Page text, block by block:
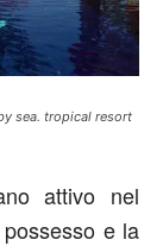
sea. tropical resort
attivo nel
e la